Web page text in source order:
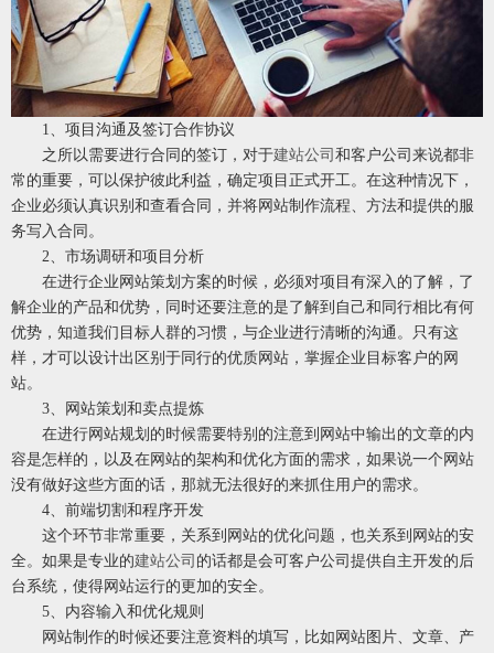
1、项目沟通及签订合作协议
之所以需要进行合同的签订，对于建站公司 和客户公司来说都非
常的重要，可以保护彼此利益，确定项目正式开工。在这种情况下，
企业必须认真识别和查看合同，并将网站制作流程、方法和提供的服
务写入合同。
2、市场调研和项目分析
在进行企业网站策划方案的时候，必须对项目有深入的了解，了
解企业的产品和优势，同时还要注意的是了解到自己和同行相比有何
优势，知道我们目标人群的习惯，与企业进行清晰的沟通。只有这
样，才可以设计出区别于同行的优质网站，掌握企业目标客户的网
站。
3、网站策划和卖点提炼
在进行网站规划的时候需要特别的注意到网站中输出的文章的内
容是怎样的，以及在网站的架构和优化方面的需求，如果说一个网站
没有做好这些方面的话，那就无法很好的来抓住用户的需求。
4、前端切割和程序开发
这个环节非常重要，关系到网站的优化问题，也关系到网站的安
全。如果是专业的建站公司 的话都是会可客户公司提供自主开发的后
台系统，使得网站运行的更加的安全。
5、内容输入和优化规则
网站制作的时候还要注意资料的填写，比如网站图片、文章、产